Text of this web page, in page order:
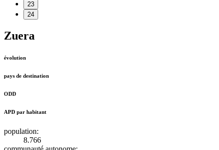
23
24
Zuera
évolution
pays de destination
ODD
APD par habitant
population:
8.766